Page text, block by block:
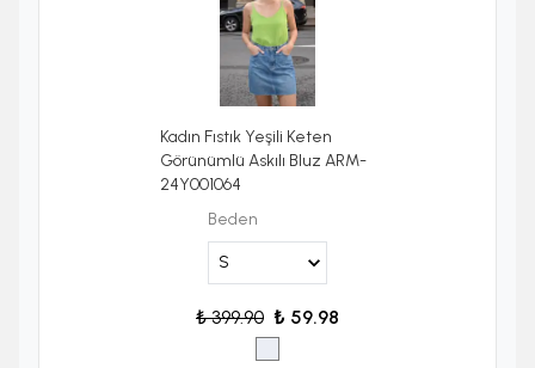
Kadın Fıstık Yeşili Keten
Görünümlü Askılı Bluz ARM-
24Y001064
Beden
₺ 399.90 ₺ 59.98